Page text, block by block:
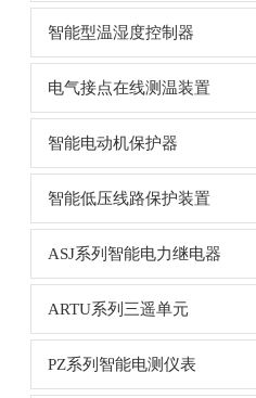
智能型温湿度控制器
电气接点在线测温装置
智能电动机保护器
智能低压线路保护装置
ASJ系列智能电力继电器
ARTU系列三遥单元
PZ系列智能电测仪表